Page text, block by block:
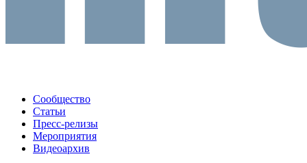
Сообщество
Статьи
Пресс-релизы
Мероприятия
Видеоархив